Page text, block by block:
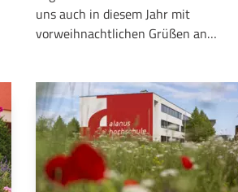
uns auch in diesem Jahr mit
vorweihnachtlichen Grüßen an…